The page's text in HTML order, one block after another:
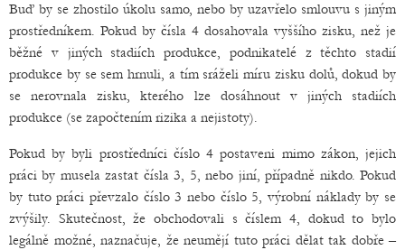
Buď by se zhostilo úkolu samo, nebo by uzavřelo smlouvu s jiným
prostředníkem. Pokud by čísla 4 dosahovala vyššího zisku, než je
běžné v jiných stadiích produkce, podnikatelé z těchto stadií
produkce by se sem hrnuli, a tím sráželi míru zisku dolů, dokud by
se nerovnala zisku, kterého lze dosáhnout v jiných stadiích
produkce (se započtením rizika a nejistoty).
Pokud by byli prostředníci číslo 4 postaveni mimo zákon, jejich
práci by musela zastat čísla 3, 5, nebo jiní, případně nikdo. Pokud
by tuto práci převzalo číslo 3 nebo číslo 5, výrobní náklady by se
zvýšily. Skutečnost, že obchodovali s číslem 4, dokud to bylo
legálně možné, naznačuje, že neumějí tuto práci dělat tak dobře –